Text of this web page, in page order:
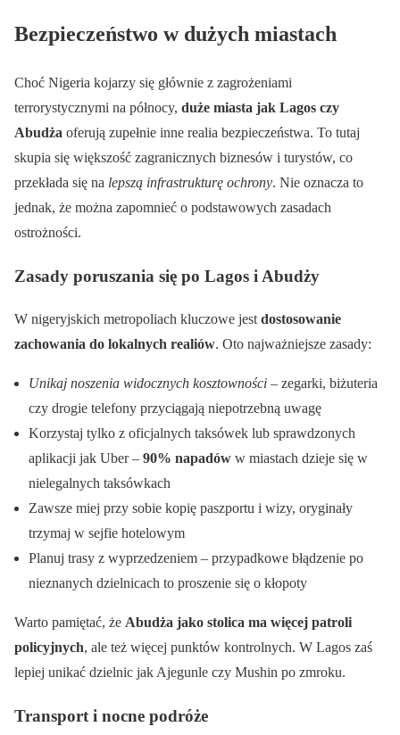
Bezpieczeństwo w dużych miastach
Choć Nigeria kojarzy się głównie z zagrożeniami
terrorystycznymi na północy, duże miasta jak Lagos czy
Abudża oferują zupełnie inne realia bezpieczeństwa. To tutaj
skupia się większość zagranicznych biznesów i turystów, co
przekłada się na lepszą infrastrukturę ochrony. Nie oznacza to
jednak, że można zapomnieć o podstawowych zasadach
ostrożności.
Zasady poruszania się po Lagos i Abudży
W nigeryjskich metropoliach kluczowe jest dostosowanie
zachowania do lokalnych realiów. Oto najważniejsze zasady:
Unikaj noszenia widocznych kosztowności – zegarki, biżuteria
czy drogie telefony przyciągają niepotrzebną uwagę
Korzystaj tylko z oficjalnych taksówek lub sprawdzonych
aplikacji jak Uber – 90% napadów w miastach dzieje się w
nielegalnych taksówkach
Zawsze miej przy sobie kopię paszportu i wizy, oryginały
trzymaj w sejfie hotelowym
Planuj trasy z wyprzedzeniem – przypadkowe błądzenie po
nieznanych dzielnicach to proszenie się o kłopoty
Warto pamiętać, że Abudża jako stolica ma więcej patroli
policyjnych, ale też więcej punktów kontrolnych. W Lagos zaś
lepiej unikać dzielnic jak Ajegunle czy Mushin po zmroku.
Transport i nocne podróże